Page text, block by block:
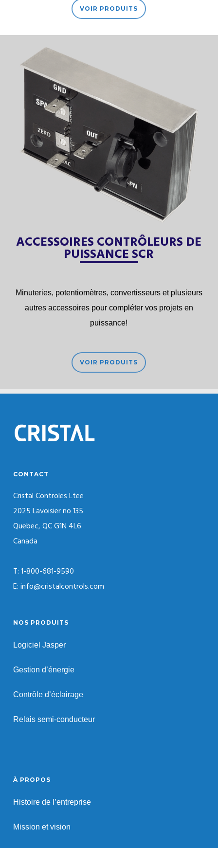
VOIR PRODUITS
ACCESSOIRES CONTRÔLEURS DE
PUISSANCE SCR
Minuteries, potentiomètres, convertisseurs et plusieurs
autres accessoires pour compléter vos projets en
puissance!
VOIR PRODUITS
CONTACT
Cristal Controles Ltee
2025 Lavoisier no 135
Quebec, QC G1N 4L6
Canada
T: 1-800-681-9590
E: info@cristalcontrols.com
NOS PRODUITS
Logiciel Jasper
Gestion d’énergie
Contrôle d’éclairage
Relais semi-conducteur
À PROPOS
Histoire de l’entreprise
Mission et vision